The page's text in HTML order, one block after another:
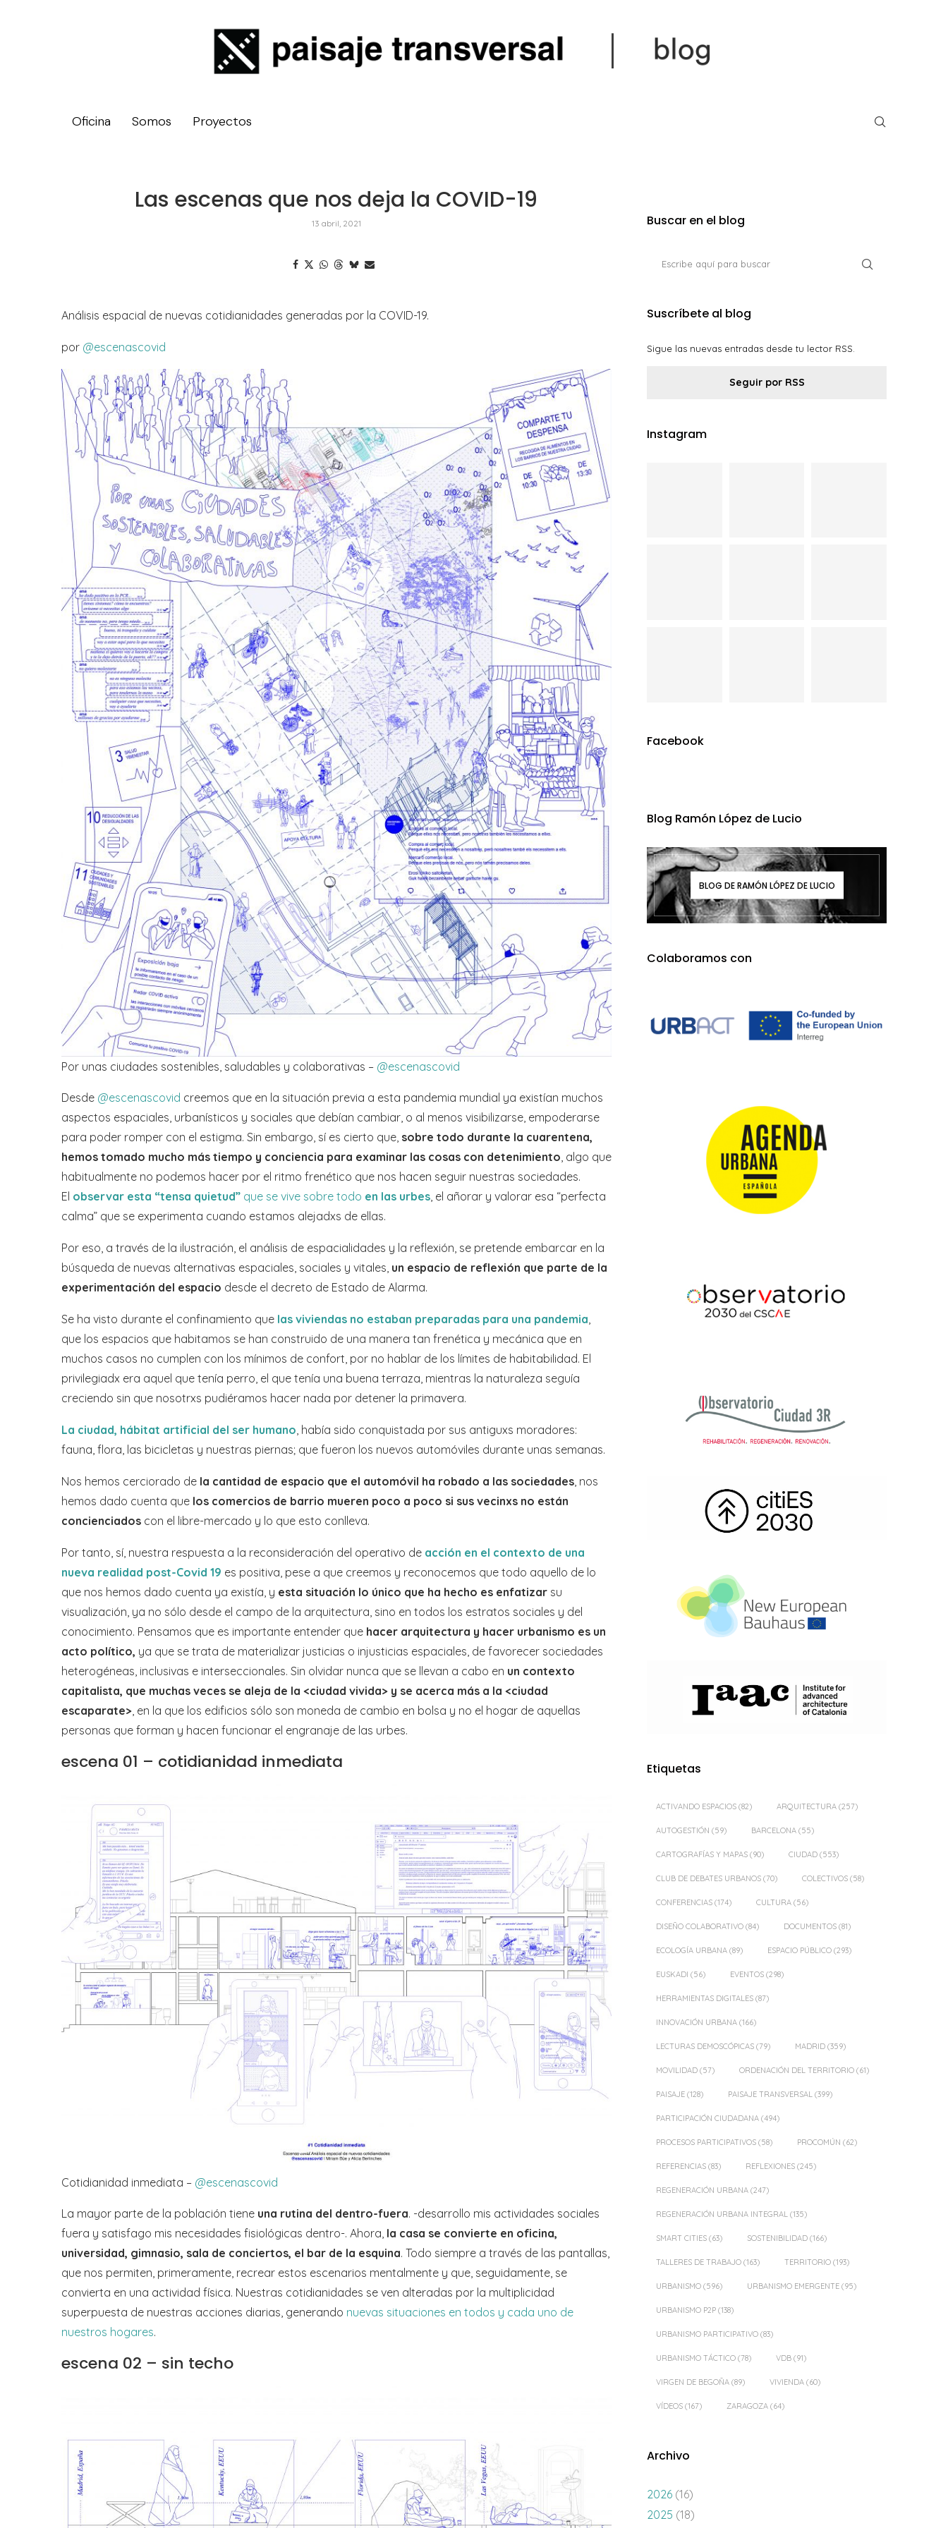
Oficina Somos Proyectos
Las escenas que nos deja la COVID-19
13 abril, 2021
Análisis espacial de nuevas cotidianidades generadas por la COVID-19.
por @escenascovid
Por unas ciudades sostenibles, saludables y colaborativas – @escenascovid
Desde @escenascovid creemos que en la situación previa a esta pandemia mundial ya existían muchos
aspectos espaciales, urbanísticos y sociales que debían cambiar, o al menos visibilizarse, empoderarse
para poder romper con el estigma. Sin embargo, sí es cierto que, sobre todo durante la cuarentena,
hemos tomado mucho más tiempo y conciencia para examinar las cosas con detenimiento , algo que
habitualmente no podemos hacer por el ritmo frenético que nos hacen seguir nuestras sociedades.
El observar esta “tensa quietud” que se vive sobre todo en las urbes , el añorar y valorar esa “perfecta
calma” que se experimenta cuando estamos alejadxs de ellas.
Por eso, a través de la ilustración, el análisis de espacialidades y la reflexión, se pretende embarcar en la
búsqueda de nuevas alternativas espaciales, sociales y vitales, un espacio de reflexión que parte de la
experimentación del espacio desde el decreto de Estado de Alarma.
Se ha visto durante el confinamiento que las viviendas no estaban preparadas para una pandemia
que los espacios que habitamos se han construido de una manera tan frenética y mecánica que en
muchos casos no cumplen con los mínimos de confort, por no hablar de los límites de habitabilidad. El
privilegiadx era aquel que tenía perro, el que tenía una buena terraza, mientras la naturaleza seguía
creciendo sin que nosotrxs pudiéramos hacer nada por detener la primavera.
La ciudad, hábitat artificial del ser humano , había sido conquistada por sus antiguxs moradores:
fauna, flora, las bicicletas y nuestras piernas; que fueron los nuevos automóviles durante unas semanas.
Nos hemos cerciorado de la cantidad de espacio que el automóvil ha robado a las sociedades , nos
hemos dado cuenta que los comercios de barrio mueren poco a poco si sus vecinxs no están
concienciados con el libre-mercado y lo que esto conlleva.
Por tanto, sí, nuestra respuesta a la reconsideración del operativo de acción en el contexto de una
nueva realidad post-Covid 19 es positiva, pese a que creemos y reconocemos que todo aquello de lo
que nos hemos dado cuenta ya existía, y esta situación lo único que ha hecho es enfatizar su
visualización, ya no sólo desde el campo de la arquitectura, sino en todos los estratos sociales y del
conocimiento. Pensamos que es importante entender que hacer arquitectura y hacer urbanismo es un
acto político, ya que se trata de materializar justicias o injusticias espaciales, de favorecer sociedades
heterogéneas, inclusivas e interseccionales. Sin olvidar nunca que se llevan a cabo en un contexto
capitalista, que muchas veces se aleja de la <ciudad vivida> y se acerca más a la <ciudad
escaparate> , en la que los edificios sólo son moneda de cambio en bolsa y no el hogar de aquellas
personas que forman y hacen funcionar el engranaje de las urbes.
escena 01 – cotidianidad inmediata
Cotidianidad inmediata – @escenascovid
La mayor parte de la población tiene una rutina del dentro-fuera. -desarrollo mis actividades sociales
fuera y satisfago mis necesidades fisiológicas dentro-. Ahora, la casa se convierte en oficina,
universidad, gimnasio, sala de conciertos, el bar de la esquina. Todo siempre a través de las pantallas,
que nos permiten, primeramente, recrear estos escenarios mentalmente y que, seguidamente, se
convierta en una actividad física. Nuestras cotidianidades se ven alteradas por la multiplicidad
superpuesta de nuestras acciones diarias, generando nuevas situaciones en todos y cada uno de
nuestros hogares.
escena 02 – sin techo
Buscar en el blog
Suscríbete al blog
Sigue las nuevas entradas desde tu lector RSS.
Seguir por RSS
Instagram
Facebook
Blog Ramón López de Lucio
BLOG DE RAMÓN LÓPEZ DE LUCIO
Colaboramos con
Etiquetas
ACTIVANDO ESPACIOS (82) ARQUITECTURA (257)
AUTOGESTIÓN (59) BARCELONA (55)
CARTOGRAFÍAS Y MAPAS (90) CIUDAD (553)
CLUB DE DEBATES URBANOS (70) COLECTIVOS (58)
CONFERENCIAS (174) CULTURA (56)
DISEÑO COLABORATIVO (84) DOCUMENTOS (81)
ECOLOGÍA URBANA (89) ESPACIO PÚBLICO (293)
EUSKADI (56) EVENTOS (298)
HERRAMIENTAS DIGITALES (87)
INNOVACIÓN URBANA (166)
LECTURAS DEMOSCÓPICAS (79) MADRID (359)
MOVILIDAD (57) ORDENACIÓN DEL TERRITORIO (61)
PAISAJE (128) PAISAJE TRANSVERSAL (399)
PARTICIPACIÓN CIUDADANA (494)
PROCESOS PARTICIPATIVOS (58) PROCOMÚN (62)
REFERENCIAS (83) REFLEXIONES (245)
REGENERACIÓN URBANA (247)
REGENERACIÓN URBANA INTEGRAL (135)
SMART CITIES (63) SOSTENIBILIDAD (166)
TALLERES DE TRABAJO (163) TERRITORIO (193)
URBANISMO (596) URBANISMO EMERGENTE (95)
URBANISMO P2P (138)
URBANISMO PARTICIPATIVO (83)
URBANISMO TÁCTICO (78) VDB (91)
VIRGEN DE BEGOÑA (89) VIVIENDA (60)
VÍDEOS (167) ZARAGOZA (64)
Archivo
2026 (16)
2025 (18)